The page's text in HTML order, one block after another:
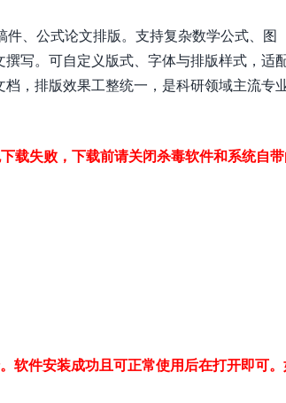
、公式论文排版。支持复杂数学公式、图
写。可自定义版式、字体与排版样式，适
，排版效果工整统一，是科研领域主流专
载失败，下载前请关闭杀毒软件和系统自
软件安装成功且可正常使用后在打开即可